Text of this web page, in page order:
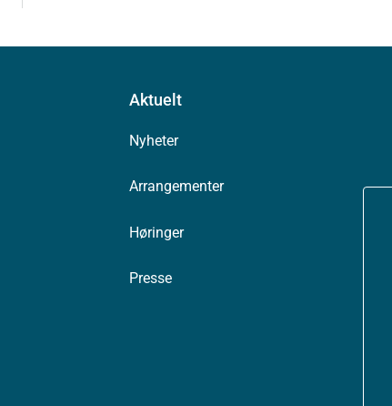
Aktuelt
Nyheter
Arrangementer
Høringer
Presse